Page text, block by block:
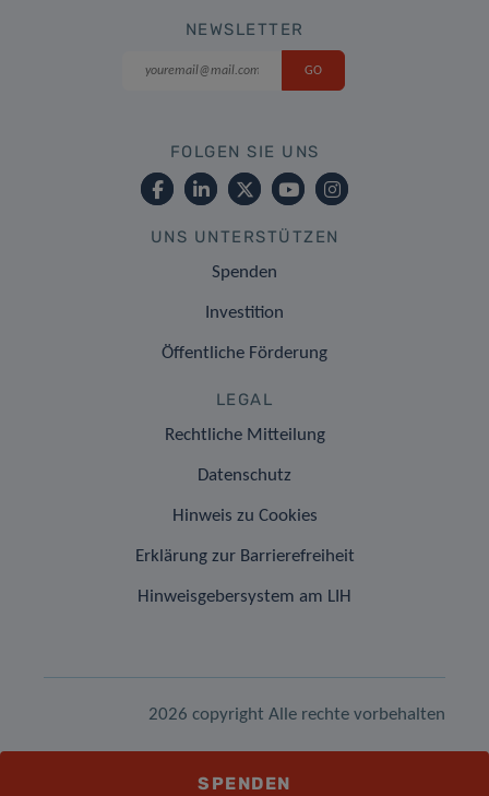
NEWSLETTER
FOLGEN SIE UNS
UNS UNTERSTÜTZEN
Spenden
Investition
Öffentliche Förderung
LEGAL
Rechtliche Mitteilung
Datenschutz
Hinweis zu Cookies
Erklärung zur Barrierefreiheit
Hinweisgebersystem am LIH
2026 copyright Alle rechte vorbehalten
SPENDEN